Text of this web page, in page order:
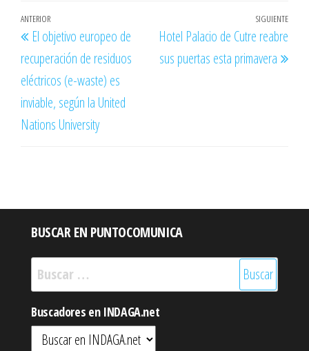
Navegación
de
entradas
Entrada
anterior
ANTERIOR
El objetivo europeo de
recuperación de residuos
eléctricos (e-waste) es
inviable, según la United
Nations University
SIGUIENTE
Hotel Palacio de Cutre reabre
sus puertas esta primavera
BUSCAR EN PUNTOCOMUNICA
Buscar:
Buscadores en INDAGA.net